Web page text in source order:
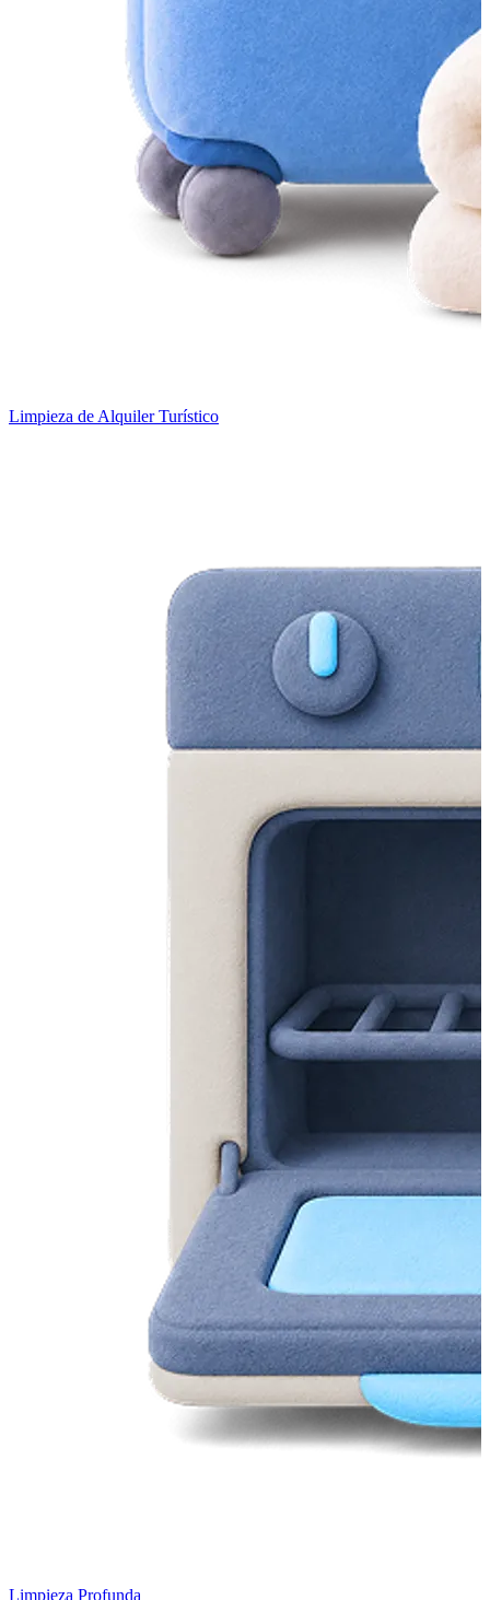
Limpieza de Alquiler Turístico
Limpieza Profunda